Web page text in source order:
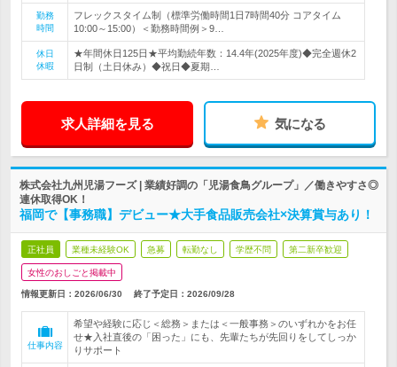
勤務
時間
フレックスタイム制（標準労働時間1日7時間40分 コアタイム
10:00～15:00）＜勤務時間例＞9…
休日
休暇
★年間休日125日★平均勤続年数：14.4年(2025年度)◆完全週休2
日制（土日休み）◆祝日◆夏期…
求人詳細を見る 気になる
株式会社九州児湯フーズ | 業績好調の「児湯食鳥グループ」／働きやすさ◎
連休取得OK！
福岡で【事務職】デビュー★大手食品販売会社×決算賞与あり！
正社員 業種未経験OK 急募 転勤なし 学歴不問 第二新卒歓迎
女性のおしごと掲載中
情報更新日：2026/06/30 終了予定日： 2026/09/28
仕事内容
希望や経験に応じ＜総務＞または＜一般事務＞のいずれかをお任
せ★入社直後の「困った」にも、先輩たちが先回りをしてしっか
りサポート